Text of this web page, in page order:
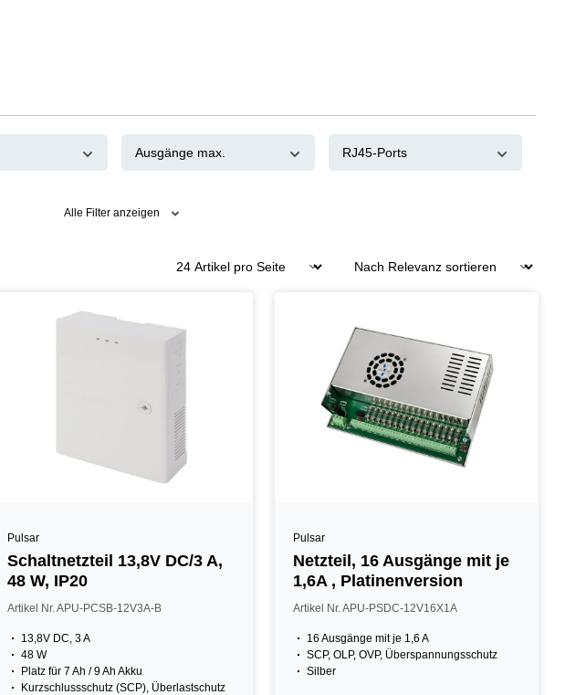
Ausgänge max. RJ45-Ports
Alle Filter anzeigen
Pulsar
Schaltnetzteil 13,8V DC/3 A,
48 W, IP20
Artikel Nr. APU-PCSB-12V3A-B
13,8V DC, 3 A
48 W
Platz für 7 Ah / 9 Ah Akku
Kurzschlussschutz (SCP), Überlastschutz
Pulsar
Netzteil, 16 Ausgänge mit je
1,6A , Platinenversion
Artikel Nr. APU-PSDC-12V16X1A
16 Ausgänge mit je 1,6 A
SCP, OLP, OVP, Überspannungsschutz
Silber